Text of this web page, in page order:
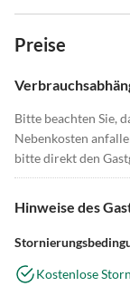
Preise
Bitte beachten Sie,
Nebenkosten
bitte direkt den
Hinweise des
Kostenlose